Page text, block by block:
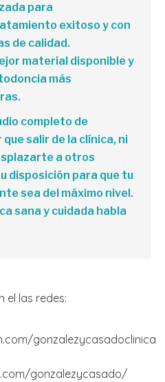
para
exitoso y con
de calidad.
material disponible y
más
completo de
salir de la clínica, ni
a otros
disposición para que tu
sea del máximo nivel.
sana y cuidada habla
el las redes:
gonzalezycasadoclinica
gonzalezycasado/